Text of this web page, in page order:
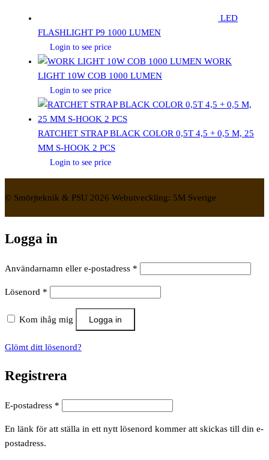
LED
FLASHLIGHT P9 1000 LUMEN
Login to see price
WORK
LIGHT 10W COB 1000 LUMEN
Login to see price
RATCHET STRAP BLACK COLOR 0,5T 4,5 + 0,5 M, 25
MM S-HOOK 2 PCS
Login to see price
© Smörjteknik & PSU 2026 Webutveckling: 5M Sverige
Logga in
Användarnamn eller e-postadress *
Lösenord *
Kom ihåg mig Logga in
Glömt ditt lösenord?
Registrera
E-postadress *
En länk för att ställa in ett nytt lösenord kommer att skickas till din e-
postadress.